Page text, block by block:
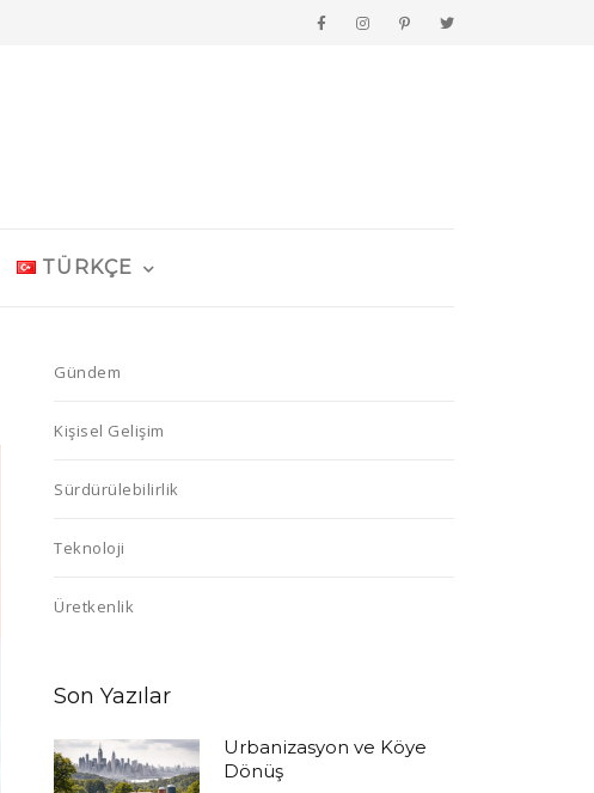
TÜRKÇE
Gündem
Kişisel Gelişim
Sürdürülebilirlik
Teknoloji
Üretkenlik
Son Yazılar
Urbanizasyon ve Köye
Dönüş